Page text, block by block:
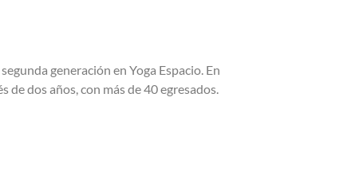
generación en Yoga Espacio. En
dos años, con más de 40 egresados.